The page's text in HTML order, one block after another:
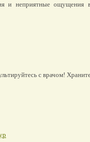
и неприятные ощущения
с врачом!